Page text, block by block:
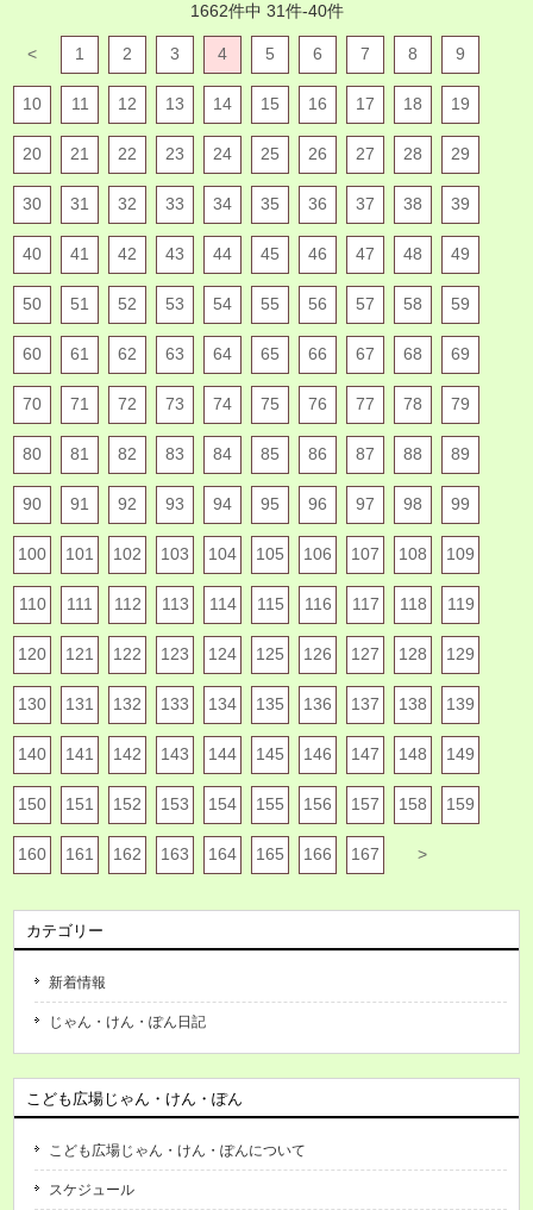
1662件中 31件-40件
< 1 2 3 4 5 6 7 8 9
10 11 12 13 14 15 16 17 18 19
20 21 22 23 24 25 26 27 28 29
30 31 32 33 34 35 36 37 38 39
40 41 42 43 44 45 46 47 48 49
50 51 52 53 54 55 56 57 58 59
60 61 62 63 64 65 66 67 68 69
70 71 72 73 74 75 76 77 78 79
80 81 82 83 84 85 86 87 88 89
90 91 92 93 94 95 96 97 98 99
100 101 102 103 104 105 106 107 108 109
110 111 112 113 114 115 116 117 118 119
120 121 122 123 124 125 126 127 128 129
130 131 132 133 134 135 136 137 138 139
140 141 142 143 144 145 146 147 148 149
150 151 152 153 154 155 156 157 158 159
160 161 162 163 164 165 166 167 >
カテゴリー
新着情報
じゃん・けん・ぽん日記
こども広場じゃん・けん・ぽん
こども広場じゃん・けん・ぽんについて
スケジュール